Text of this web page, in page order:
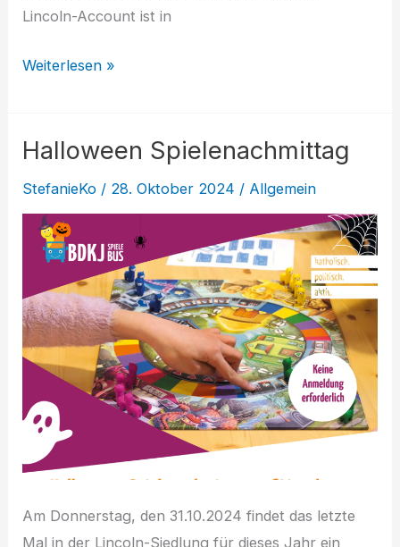
Lincoln-Account ist in
meinLincolnMobil-
Weiterlesen »
Halloween Spielenachmittag
StefanieKo / 28. Oktober 2024 / Allgemein
Am Donnerstag, den 31.10.2024 findet das letzte
Mal in der Lincoln-Siedlung für dieses Jahr ein